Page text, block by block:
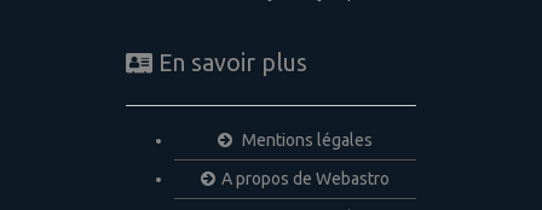
En savoir plus
Mentions légales
A propos de Webastro